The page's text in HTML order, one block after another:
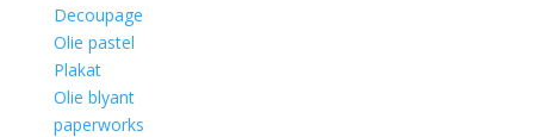
Decoupage
Olie pastel
Plakat
Olie blyant
paperworks